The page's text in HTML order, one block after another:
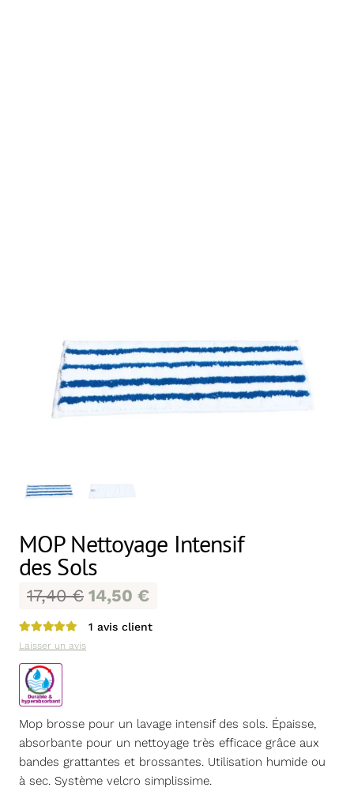
MOP Nettoyage Intensif
des Sols
17,40€ 14,50 €
1 avis client
Laisser un avis
Mop brosse pour un lavage intensif des sols. Épaisse,
absorbante pour un nettoyage très efficace grâce aux
bandes grattantes et brossantes. Utilisation humide ou
à sec. Système velcro simplissime.